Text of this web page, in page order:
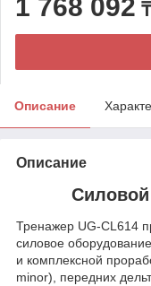
1 768 092 ₸
Описание
Описание
Силовой
Тренажер UG-CL614
силовое
и комплексной
minor), передних